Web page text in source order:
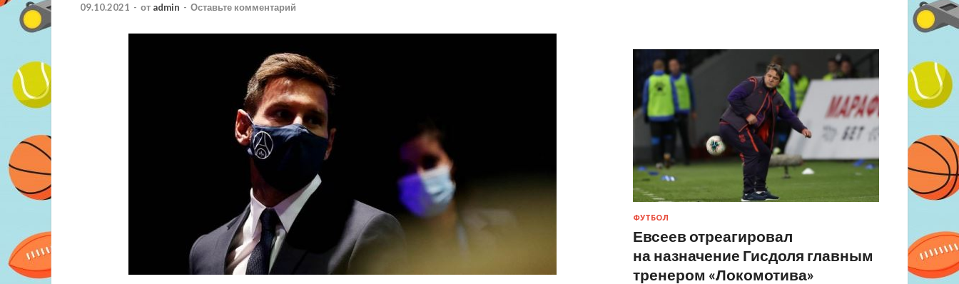
09.10.2021 - от admin - Оставьте комментарий
ФУТБОЛ
Евсеев отреагировал
на назначение Гисдоля главным
тренером «Локомотива»